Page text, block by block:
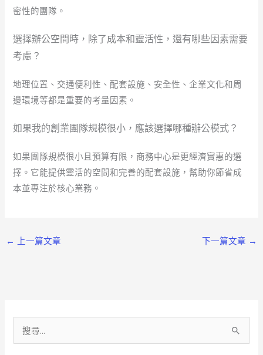
密性的團隊。
選擇辦公空間時，除了成本和靈活性，還有哪些因素需要
考慮？
地理位置、交通便利性、配套設施、安全性、企業文化和周
邊環境等都是重要的考量因素。
如果我的創業團隊規模很小，應該選擇哪種辦公模式？
如果團隊規模很小且預算有限，商務中心是更經濟實惠的選
擇。它能提供靈活的空間和完善的配套設施，幫助你節省成
本並專注於核心業務。
← 上一篇文章 下一篇文章 →